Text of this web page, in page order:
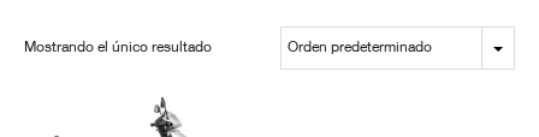
Mostrando el único resultado